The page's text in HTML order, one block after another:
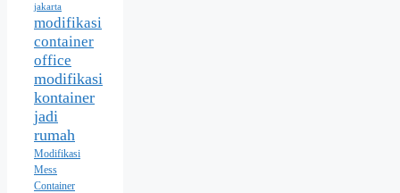
jakarta
modifikasi
container
office
modifikasi
kontainer
jadi
rumah
Modifikasi
Mess
Container